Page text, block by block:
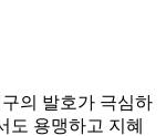
의 발호가 극심하
도 용맹하고 지혜